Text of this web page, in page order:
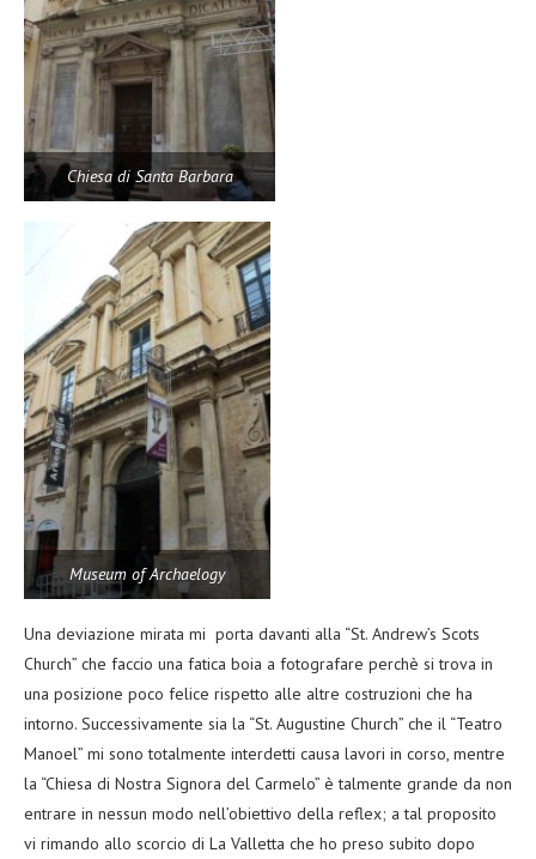
Chiesa di Santa Barbara
Museum of Archaelogy
Una deviazione mirata mi porta davanti alla “St. Andrew’s Scots
Church” che faccio una fatica boia a fotografare perchè si trova in
una posizione poco felice rispetto alle altre costruzioni che ha
intorno. Successivamente sia la “St. Augustine Church” che il “Teatro
Manoel” mi sono totalmente interdetti causa lavori in corso, mentre
la “Chiesa di Nostra Signora del Carmelo” è talmente grande da non
entrare in nessun modo nell’obiettivo della reflex; a tal proposito
vi rimando allo scorcio di La Valletta che ho preso subito dopo